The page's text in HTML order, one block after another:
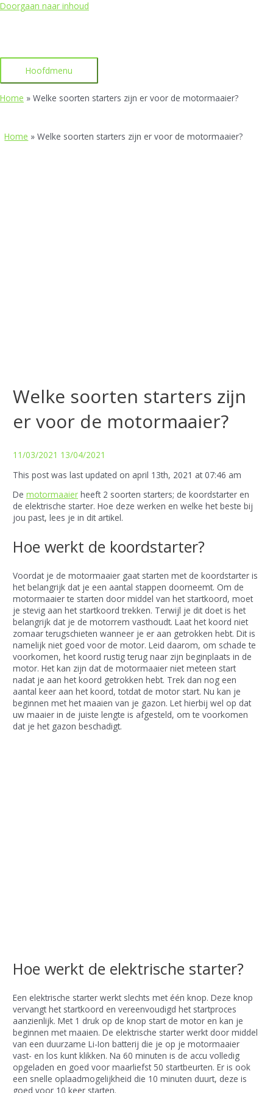
Doorgaan naar inhoud
Hoofdmenu
Home » Welke soorten starters zijn er voor de motormaaier?
Home »Welke soorten starters zijn er voor de motormaaier?
Welke soorten starters zijn
er voor de motormaaier?
11/03/2021 13/04/2021
This post was last updated on april 13th, 2021 at 07:46 am
Demotormaaier heeft 2 soorten starters; de koordstarter en
de elektrische starter. Hoe deze werken en welke het beste bij
jou past, lees je in dit artikel.
Hoe werkt de koordstarter?
Voordat je de motormaaier gaat starten met de koordstarter is
het belangrijk dat je een aantal stappen doorneemt. Om de
motormaaier te starten door middel van het startkoord, moet
je stevig aan het startkoord trekken. Terwijl je dit doet is het
belangrijk dat je de motorrem vasthoudt. Laat het koord niet
zomaar terugschieten wanneer je er aan getrokken hebt. Dit is
namelijk niet goed voor de motor. Leid daarom, om schade te
voorkomen, het koord rustig terug naar zijn beginplaats in de
motor. Het kan zijn dat de motormaaier niet meteen start
nadat je aan het koord getrokken hebt. Trek dan nog een
aantal keer aan het koord, totdat de motor start. Nu kan je
beginnen met het maaien van je gazon. Let hierbij wel op dat
uw maaier in de juiste lengte is afgesteld, om te voorkomen
dat je het gazon beschadigt.
Hoe werkt de elektrische starter?
Een elektrische starter werkt slechts met één knop. Deze knop
vervangt het startkoord en vereenvoudigd het startproces
aanzienlijk. Met 1 druk op de knop start de motor en kan je
beginnen met maaien. De elektrische starter werkt door middel
van een duurzame Li-Ion batterij die je op je motormaaier
vast- en los kunt klikken. Na 60 minuten is de accu volledig
opgeladen en goed voor maarliefst 50 startbeurten. Er is ook
een snelle oplaadmogelijkheid die 10 minuten duurt, deze is
goed voor 10 keer starten.